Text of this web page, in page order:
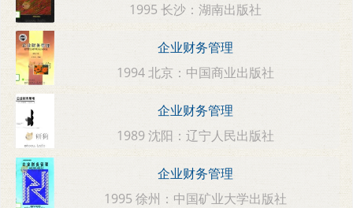
1995 长沙：湖南出版社
企业财务管理
1994 北京：中国商业出版社
企业财务管理
1989 沈阳：辽宁人民出版社
企业财务管理
1995 徐州：中国矿业大学出版社